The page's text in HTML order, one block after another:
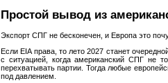
Простой вывод из
Экспорт СПГ не бесконечен, и Европа это
Если EIA права, то лето 2027 станет
с ситуацией, когда американский СПГ не
перехватывать партии. Тогда любые
под давлением.